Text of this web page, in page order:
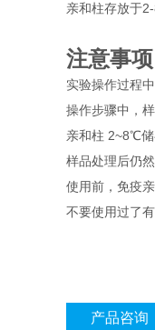
亲和柱存放于
注意事项
实验操作过程
操作步骤中，
亲和柱 2~8℃
样品处理后仍
使用前，免疫
不要使用过了
产品咨询